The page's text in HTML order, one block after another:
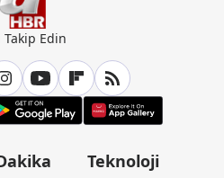
Takip Edin
Teknoloji